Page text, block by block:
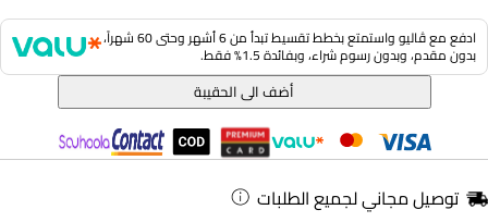
ادفع مع ڤاليو واستمتع بخطط تقسيط تبدأ من 6 أشهر وحتى 60 شهراً،
بدون مقدم، وبدون رسوم شراء، وبفائدة 1.5% فقط.
أضف الى الحقيبة
توصيل مجاني لجميع الطلبات